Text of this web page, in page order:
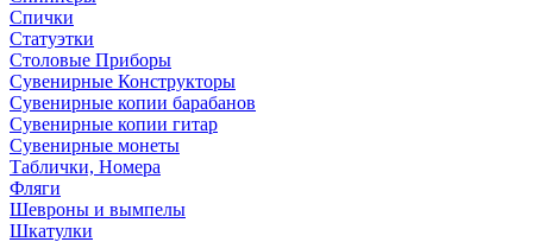
Спички
Статуэтки
Столовые Приборы
Сувенирные Конструкторы
Сувенирные копии барабанов
Сувенирные копии гитар
Сувенирные монеты
Таблички, Номера
Фляги
Шевроны и вымпелы
Шкатулки